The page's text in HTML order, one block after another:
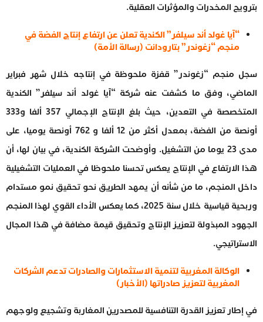
بترويج المخدرات والمؤثرات العقلية.
“آيا غولد أند سيلفر” الكندية تعلن عن ارتفاع إنتاج الفضة في
منجم “زغوندر” بتارودانت (رسالة الأمة)
سجل منجم “زغوندر” قفزة ملحوظة في إنتاجه خلال شهر فبراير
الماضي، وفق ما كشفت عنه شركة “آيا غولد أند سيلفر” الكندية
المتخصصة في التعدين، حيث بلغ الإنتاج الإجمالي 357 ألفا و333
أونصة من الفضة، بمعدل أكثر من 12 ألفا و 762 أونصة يوميا، على
مدى 23 يوما من التشغيل. وأوضحت الشركة الكندية، في بيان لها، أن
هذا الارتفاع في الإنتاج يعكس تحسنا ملحوظا في العمليات التشغيلية
داخل المنجم، ما من شأنه أن يمهد الطريق نحو تحقيق نمو مستدام
وربحية قياسية خلال سنة 2025، كما يعكس الأداء القوي لهذا المنجم
الجهود المبذولة لتعزيز الإنتاج وتحقيق قيمة مضافة في هذا المجال
الاستراتيجي.
الوكالة المغربية لتنمية الاستثمارات والصادرات تدعم الشركات
المغربية لتعزيز صادراتها (الأخبار)
في إطار تعزيز القدرة التنافسية للمصدرين المغاربة وتشجيع ولوجهم